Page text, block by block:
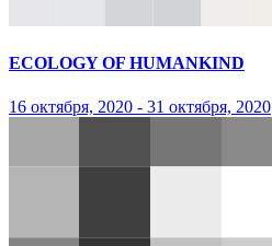
ECOLOGY OF HUMANKIND
16 октября, 2020 - 31 октября, 2020